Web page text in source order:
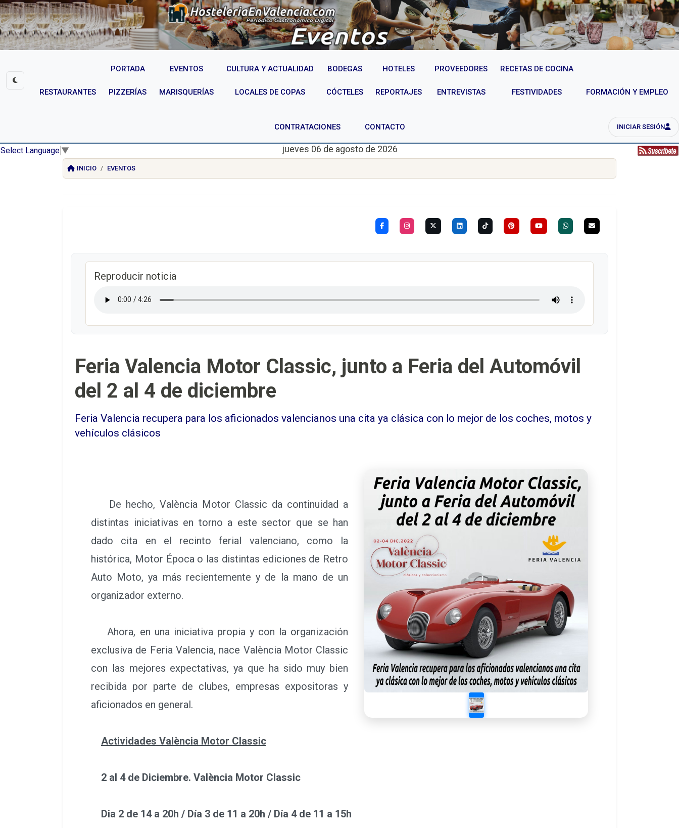
PORTADA EVENTOS CULTURA Y ACTUALIDAD BODEGAS HOTELES PROVEEDORES RECETAS DE COCINA
RESTAURANTES PIZZERÍAS MARISQUERÍAS LOCALES DE COPAS CÓCTELES REPORTAJES ENTREVISTAS FESTIVIDADES FORMACIÓN Y EMPLEO
CONTRATACIONES CONTACTO INICIAR SESIÓN
Select Language ▼ jueves 06 de agosto de 2026
INICIO EVENTOS
Reproducir noticia
Feria Valencia Motor Classic, junto a Feria del Automóvil
del 2 al 4 de diciembre
Feria Valencia recupera para los aficionados valencianos una cita ya clásica con lo mejor de los coches, motos y
vehículos clásicos
De hecho, València Motor Classic da continuidad a
distintas iniciativas en torno a este sector que se han
dado cita en el recinto ferial valenciano, como la
histórica, Motor Época o las distintas ediciones de Retro
Auto Moto, ya más recientemente y de la mano de un
organizador externo.
Ahora, en una iniciativa propia y con la organización
exclusiva de Feria Valencia, nace València Motor Classic
con las mejores expectativas, ya que ha sido muy bien
recibida por parte de clubes, empresas expositoras y
aficionados en general.
Actividades València Motor Classic
2 al 4 de Diciembre. València Motor Classic
Dia 2 de 14 a 20h / Día 3 de 11 a 20h / Día 4 de 11 a 15h